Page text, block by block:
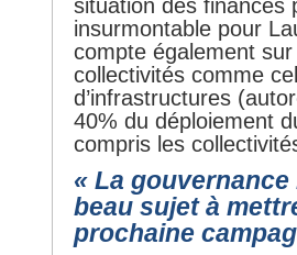
situation des finances
insurmontable pour
compte également
collectivités comme
d’infrastructures
40% du déploiement
compris les
« La
beau sujet à
prochaine